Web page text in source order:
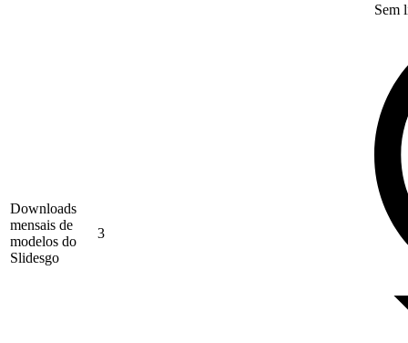
Downloads
mensais de
modelos do
Slidesgo
3
Sem